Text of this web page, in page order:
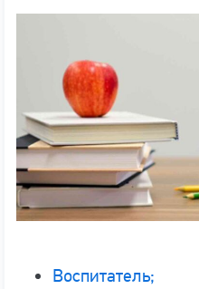
Воспитатель;